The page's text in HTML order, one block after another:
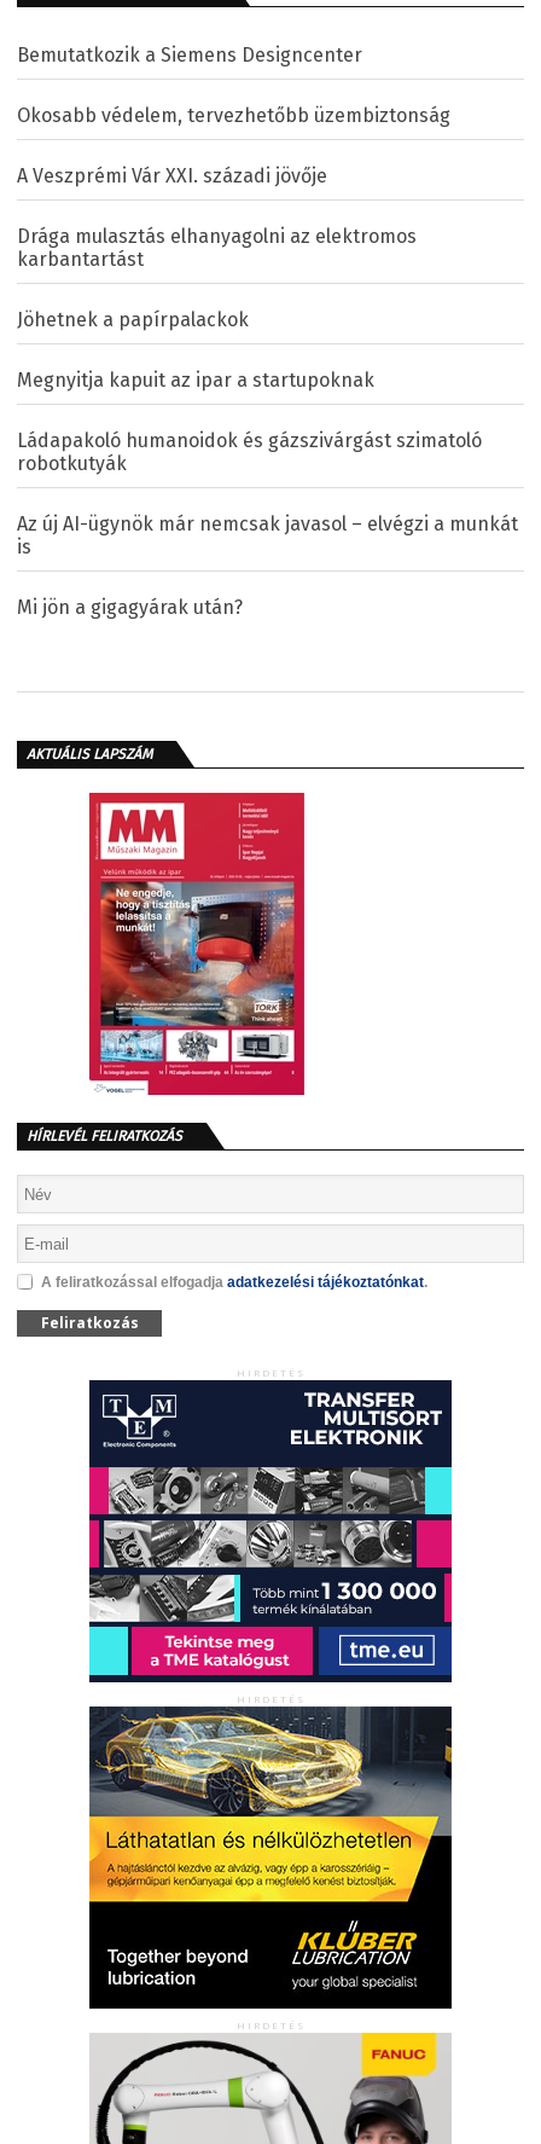
Bemutatkozik a Siemens Designcenter
Okosabb védelem, tervezhetőbb üzembiztonság
A Veszprémi Vár XXI. századi jövője
Drága mulasztás elhanyagolni az elektromos
karbantartást
Jöhetnek a papírpalackok
Megnyitja kapuit az ipar a startupoknak
Ládapakoló humanoidok és gázszivárgást szimatoló
robotkutyák
Az új AI-ügynök már nemcsak javasol – elvégzi a munkát
is
Mi jön a gigagyárak után?
AKTUÁLIS LAPSZÁM
HÍRLEVÉL FELIRATKOZÁS
A feliratkozással elfogadja adatkezelési tájékoztatónkat.
Feliratkozás
HIRDETÉS
HIRDETÉS
HIRDETÉS